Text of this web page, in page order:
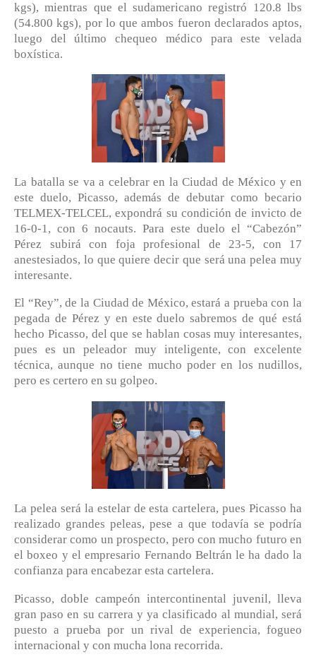
kgs), mientras que el sudamericano registró 120.8 lbs
(54.800 kgs), por lo que ambos fueron declarados aptos,
luego del último chequeo médico para este velada
boxística.
La batalla se va a celebrar en la Ciudad de México y en
este duelo, Picasso, además de debutar como becario
TELMEX-TELCEL, expondrá su condición de invicto de
16-0-1, con 6 nocauts. Para este duelo el “Cabezón”
Pérez subirá con foja profesional de 23-5, con 17
anestesiados, lo que quiere decir que será una pelea muy
interesante.
El “Rey”, de la Ciudad de México, estará a prueba con la
pegada de Pérez y en este duelo sabremos de qué está
hecho Picasso, del que se hablan cosas muy interesantes,
pues es un peleador muy inteligente, con excelente
técnica, aunque no tiene mucho poder en los nudillos,
pero es certero en su golpeo.
La pelea será la estelar de esta cartelera, pues Picasso ha
realizado grandes peleas, pese a que todavía se podría
considerar como un prospecto, pero con mucho futuro en
el boxeo y el empresario Fernando Beltrán le ha dado la
confianza para encabezar esta cartelera.
Picasso, doble campeón intercontinental juvenil, lleva
gran paso en su carrera y ya clasificado al mundial, será
puesto a prueba por un rival de experiencia, fogueo
internacional y con mucha lona recorrida.